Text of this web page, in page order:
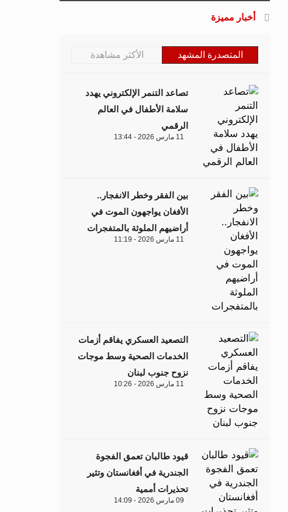
أخبار مميزة
المتصدرة المشهد الأكثر مشاهدة
تصاعد التنمر الإلكتروني يهدد
سلامة الأطفال في العالم
الرقمي
11 مارس 2026 - 13:44
بين الفقر وخطر الانفجار..
الأفغان يواجهون الموت في
أراضيهم الملوثة بالمتفجرات
11 مارس 2026 - 11:19
التصعيد العسكري يفاقم أزمات
الخدمات الصحية وسط موجات
نزوح جنوب لبنان
11 مارس 2026 - 10:26
قيود طالبان تعمق الفجوة
الجندرية في أفغانستان وتثير
تحذيرات أممية
09 مارس 2026 - 14:09